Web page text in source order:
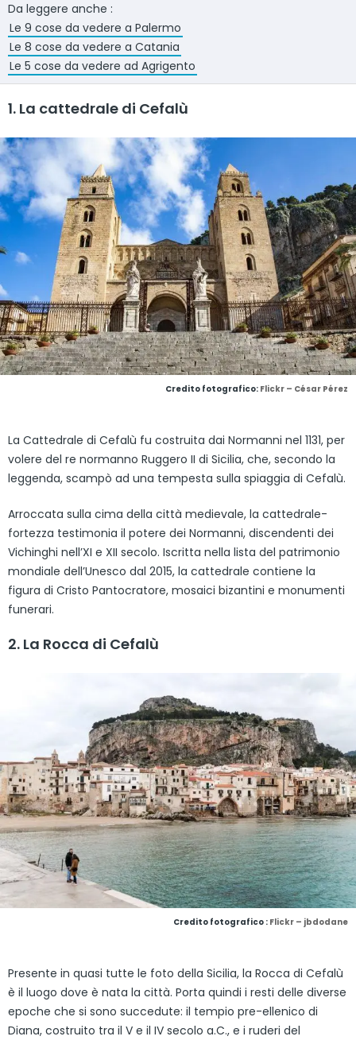
Da leggere anche :
Le 9 cose da vedere a Palermo
Le 8 cose da vedere a Catania
Le 5 cose da vedere ad Agrigento
1. La cattedrale di Cefalù
Credito fotografico: Flickr – César Pérez
La Cattedrale di Cefalù fu costruita dai Normanni nel 1131, per
volere del re normanno Ruggero II di Sicilia, che, secondo la
leggenda, scampò ad una tempesta sulla spiaggia di Cefalù.
Arroccata sulla cima della città medievale, la cattedrale-
fortezza testimonia il potere dei Normanni, discendenti dei
Vichinghi nell’XI e XII secolo. Iscritta nella lista del patrimonio
mondiale dell’Unesco dal 2015, la cattedrale contiene la
figura di Cristo Pantocratore, mosaici bizantini e monumenti
funerari.
2. La Rocca di Cefalù
Credito fotografico : Flickr – jbdodane
Presente in quasi tutte le foto della Sicilia, la Rocca di Cefalù
è il luogo dove è nata la città. Porta quindi i resti delle diverse
epoche che si sono succedute: il tempio pre-ellenico di
Diana, costruito tra il V e il IV secolo a.C., e i ruderi del